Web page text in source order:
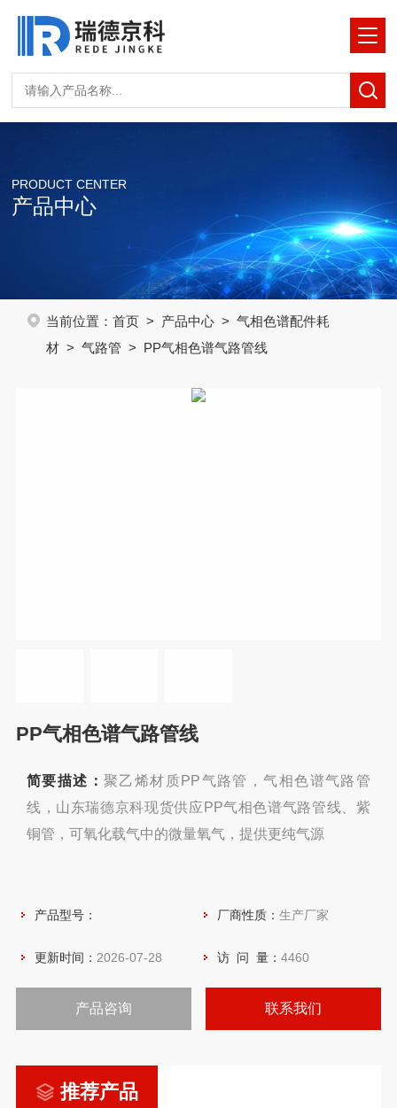
PRODUCT CENTER
产品中心
当前位置： 首页> 产品中心> 气相色谱配件耗
材> 气路管 > PP气相色谱气路管线
PP气相色谱气路管线
简要描述： 聚乙烯材质PP气路管，气相色谱气路管
线，山东瑞德京科现货供应PP气相色谱气路管线、紫
铜管，可氧化载气中的微量氧气，提供更纯气源
产品型号： 厂商性质： 生产厂家
更新时间： 2026-07-28 访 问 量： 4460
产品咨询 联系我们
推荐产品